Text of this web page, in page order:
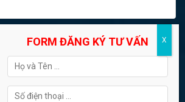
FORM ĐĂNG KÝ TƯ VẤN